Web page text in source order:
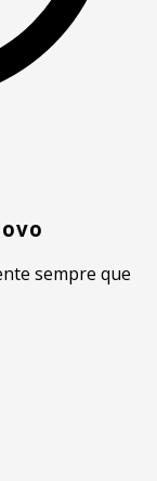
sempre que